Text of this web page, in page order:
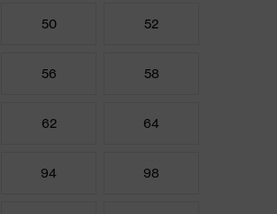
50 52
56 58
62 64
94 98